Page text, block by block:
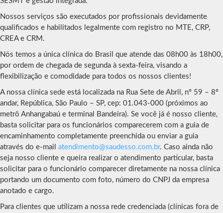
Nossos serviços são executados por profissionais devidamente
qualificados e habilitados legalmente com registro no MTE, CRP,
CREA e CRM.
Nós temos a única clínica do Brasil que atende das 08h00 às 18h00,
por ordem de chegada de segunda à sexta-feira, visando a
flexibilização e comodidade para todos os nossos clientes!
A nossa clínica sede está localizada na Rua Sete de Abril, nº 59 – 8º
andar, República, São Paulo – SP, cep: 01.043-000 (próximos ao
metrô Anhangabaú e terminal Bandeira). Se você já é nosso cliente,
basta solicitar para os funcionários comparecerem com a guia de
encaminhamento completamente preenchida ou enviar a guia
através do e-mail atendimento@saudesso.com.br. Caso ainda não
seja nosso cliente e queira realizar o atendimento particular, basta
solicitar para o funcionário comparecer diretamente na nossa clínica
portando um documento com foto, número do CNPJ da empresa
anotado e cargo.
Para clientes que utilizam a nossa rede credenciada (clínicas fora de